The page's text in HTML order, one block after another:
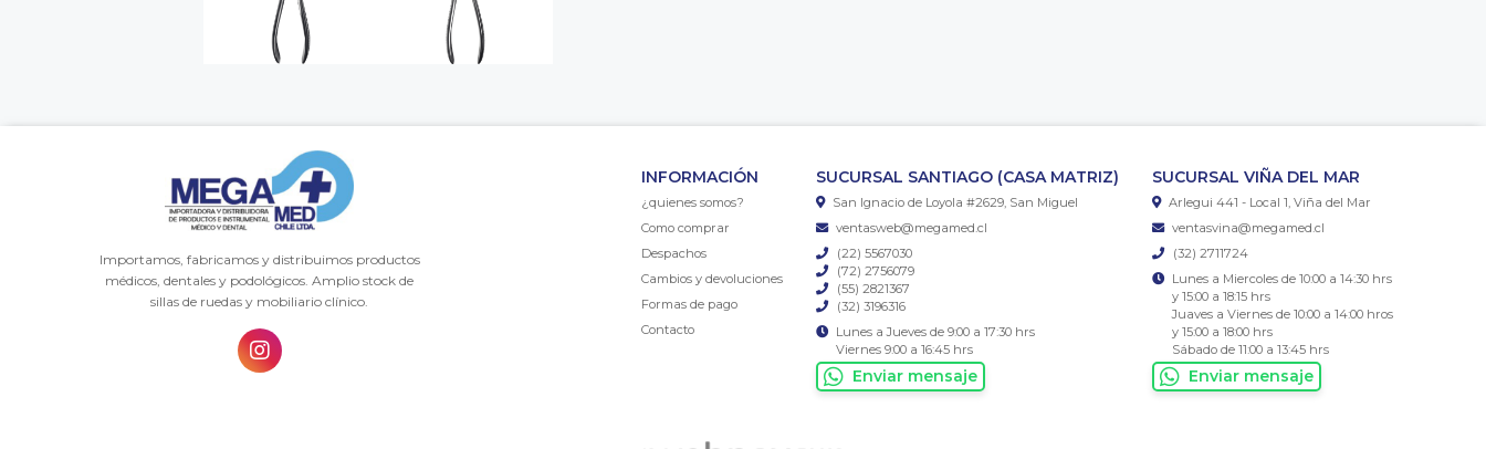
Importamos, fabricamos y distribuimos productos
médicos, dentales y podológicos. Amplio stock de
sillas de ruedas y mobiliario clínico.
INFORMACIÓN
¿quienes somos?
Como comprar
Despachos
Cambios y devoluciones
Formas de pago
Contacto
SUCURSAL SANTIAGO (CASA MATRIZ)
San Ignacio de Loyola #2629, San Miguel
ventasweb@megamed.cl
(22) 5567030
(72) 2756079
(55) 2821367
(32) 3196316
Lunes a Jueves de 9:00 a 17:30 hrs
Viernes 9:00 a 16:45 hrs
Enviar mensaje
SUCURSAL VIÑA DEL MAR
Arlegui 441 - Local 1, Viña del Mar
ventasvina@megamed.cl
(32) 2711724
Lunes a Miercoles de 10:00 a 14:30 hrs
y 15:00 a 18:15 hrs
Juaves a Viernes de 10:00 a 14:00 hros
y 15:00 a 18:00 hrs
Sábado de 11:00 a 13:45 hrs
Enviar mensaje